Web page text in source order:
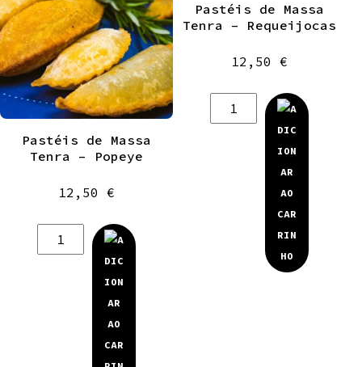
Pastéis de Massa
Tenra – Popeye
12,50 €
Quantidade
de
Pastéis de Massa
Tenra – Requeijocas
12,50 €
Quantidade
de
Requeijocas